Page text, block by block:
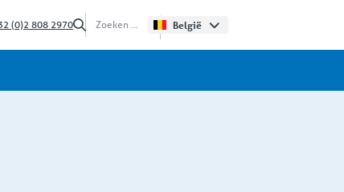
(0)2 808 2970 België